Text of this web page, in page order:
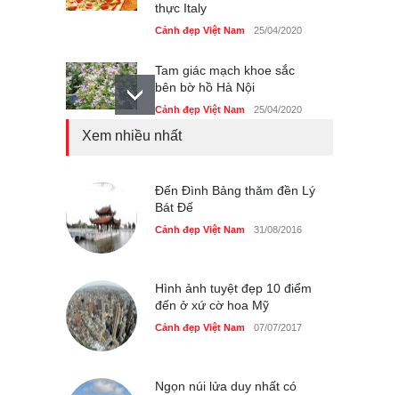
thực Italy
Cảnh đẹp Việt Nam 25/04/2020
Tam giác mạch khoe sắc
bên bờ hồ Hà Nội
Cảnh đẹp Việt Nam 25/04/2020
Cảnh đẹp Việt Nam 24/04/2020
Những món ăn đồng quê
Xem nhiều nhất
Đến Đình Bảng thăm đền Lý
Bát Đế
Cảnh đẹp Việt Nam 31/08/2016
Hình ảnh tuyệt đẹp 10 điểm
đến ở xứ cờ hoa Mỹ
Cảnh đẹp Việt Nam 07/07/2017
Ngọn núi lửa duy nhất có